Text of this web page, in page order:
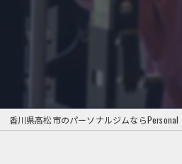
香川県高松市のパーソナルジムならPersonal